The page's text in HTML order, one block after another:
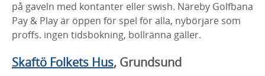
på gaveln med kontanter eller swish. Näreby Golfbana
Pay & Play är öppen för spel för alla, nybörjare som
proffs. ingen tidsbokning, bollränna gäller.
Skaftö Folkets Hus, Grundsund